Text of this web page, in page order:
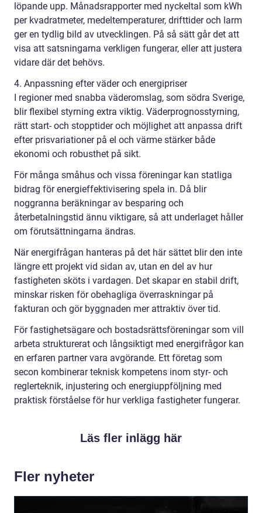
löpande upp. Månadsrapporter med nyckeltal som kWh
per kvadratmeter, medeltemperaturer, drifttider och larm
ger en tydlig bild av utvecklingen. På så sätt går det att
visa att satsningarna verkligen fungerar, eller att justera
vidare där det behövs.
4. Anpassning efter väder och energipriser
I regioner med snabba väderomslag, som södra Sverige,
blir flexibel styrning extra viktig. Väderprognosstyrning,
rätt start- och stopptider och möjlighet att anpassa drift
efter prisvariationer på el och värme stärker både
ekonomi och robusthet på sikt.
För många småhus och vissa föreningar kan statliga
bidrag för energieffektivisering spela in. Då blir
noggranna beräkningar av besparing och
återbetalningstid ännu viktigare, så att underlaget håller
om förutsättningarna ändras.
När energifrågan hanteras på det här sättet blir den inte
längre ett projekt vid sidan av, utan en del av hur
fastigheten sköts i vardagen. Det skapar en stabil drift,
minskar risken för obehagliga överraskningar på
fakturan och gör byggnaden mer attraktiv över tid.
För fastighetsägare och bostadsrättsföreningar som vill
arbeta strukturerat och långsiktigt med energifrågor kan
en erfaren partner vara avgörande. Ett företag som
secon kombinerar teknisk kompetens inom styr- och
reglerteknik, injustering och energiuppföljning med
praktisk förståelse för hur verkliga fastigheter fungerar.
Läs fler inlägg här
Fler nyheter